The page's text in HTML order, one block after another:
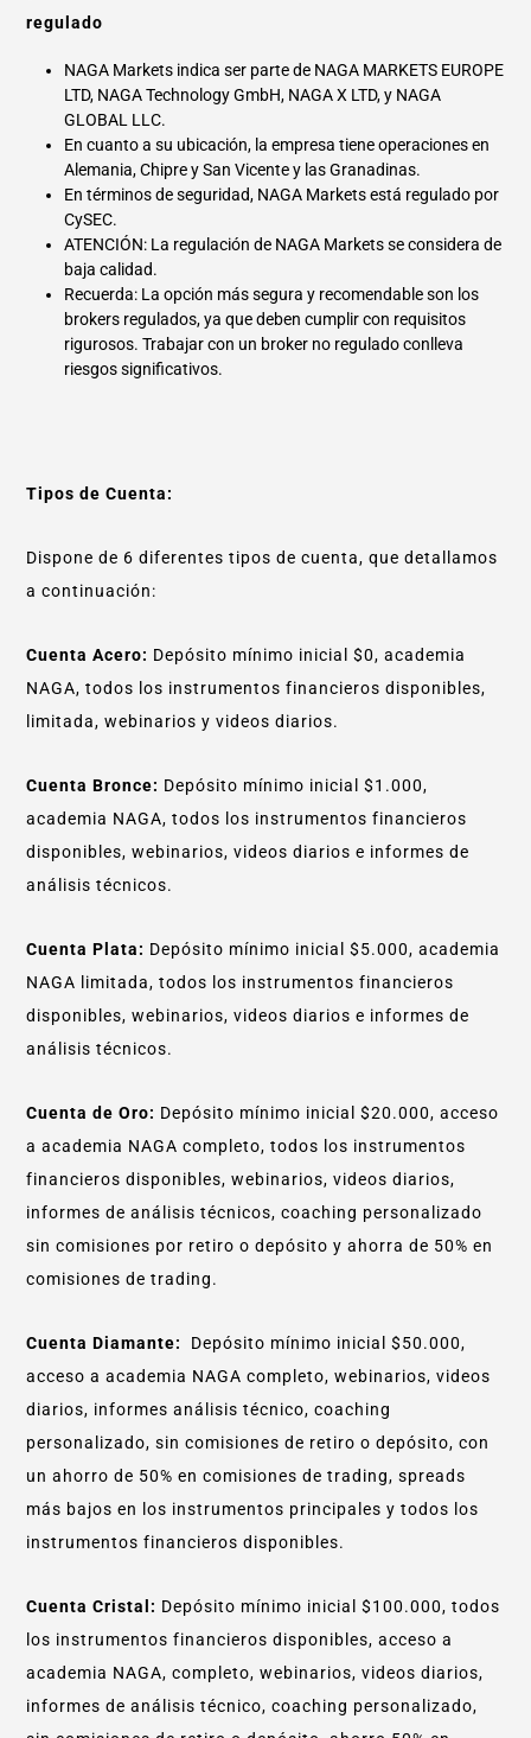
regulado
NAGA Markets indica ser parte de NAGA MARKETS EUROPE
LTD, NAGA Technology GmbH, NAGA X LTD, y NAGA
GLOBAL LLC.
En cuanto a su ubicación, la empresa tiene operaciones en
Alemania, Chipre y San Vicente y las Granadinas.
En términos de seguridad, NAGA Markets está regulado por
CySEC.
ATENCIÓN: La regulación de NAGA Markets se considera de
baja calidad.
Recuerda: La opción más segura y recomendable son los
brokers regulados, ya que deben cumplir con requisitos
rigurosos. Trabajar con un broker no regulado conlleva
riesgos significativos.
Tipos de Cuenta:
Dispone de 6 diferentes tipos de cuenta, que detallamos
a continuación:
Cuenta Acero: Depósito mínimo inicial $0, academia
NAGA, todos los instrumentos financieros disponibles,
limitada, webinarios y videos diarios.
Cuenta Bronce: Depósito mínimo inicial $1.000,
academia NAGA, todos los instrumentos financieros
disponibles, webinarios, videos diarios e informes de
análisis técnicos.
Cuenta Plata: Depósito mínimo inicial $5.000, academia
NAGA limitada, todos los instrumentos financieros
disponibles, webinarios, videos diarios e informes de
análisis técnicos.
Cuenta de Oro: Depósito mínimo inicial $20.000, acceso
a academia NAGA completo, todos los instrumentos
financieros disponibles, webinarios, videos diarios,
informes de análisis técnicos, coaching personalizado
sin comisiones por retiro o depósito y ahorra de 50% en
comisiones de trading.
Cuenta Diamante: Depósito mínimo inicial $50.000,
acceso a academia NAGA completo, webinarios, videos
diarios, informes análisis técnico, coaching
personalizado, sin comisiones de retiro o depósito, con
un ahorro de 50% en comisiones de trading, spreads
más bajos en los instrumentos principales y todos los
instrumentos financieros disponibles.
Cuenta Cristal: Depósito mínimo inicial $100.000, todos
los instrumentos financieros disponibles, acceso a
academia NAGA, completo, webinarios, videos diarios,
informes de análisis técnico, coaching personalizado,